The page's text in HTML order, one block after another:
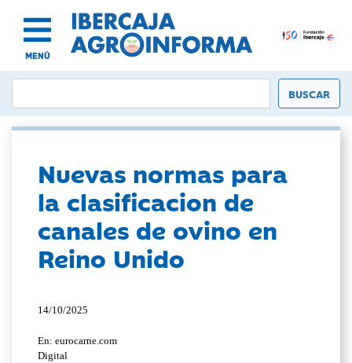
MENÚ
Nuevas normas para
la clasificacion de
canales de ovino en
Reino Unido
14/10/2025
En: eurocarne.com
Digital